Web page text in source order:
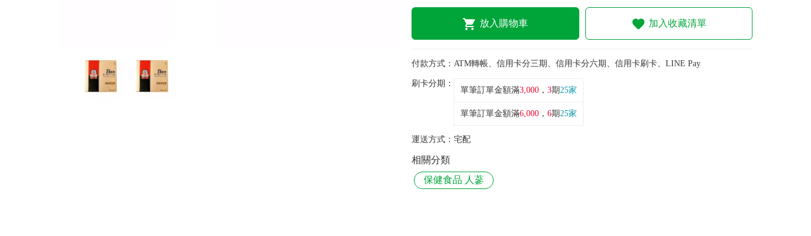
放入購物車 加入收藏清單
付款方式： ATM轉帳、信用卡分三期、信用卡分六期、信用卡刷卡、LINE Pay
刷卡分期：
單筆訂單金額滿3,000 ， 3期25家
單筆訂單金額滿6,000 ， 6期25家
運送方式： 宅配
相關分類
保健食品 人蔘